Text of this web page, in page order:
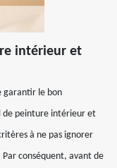
intérieur et
garantir le bon
de peinture intérieur et
à ne pas ignorer
conséquent, avant de